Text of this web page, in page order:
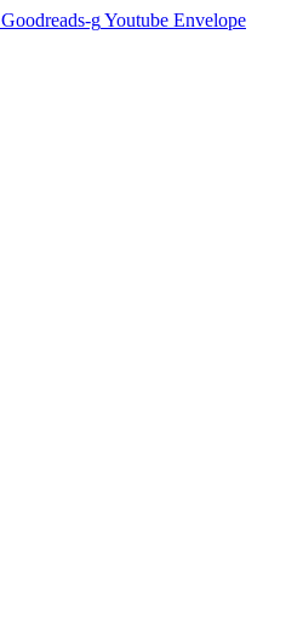
Goodreads-gYoutube Envelope